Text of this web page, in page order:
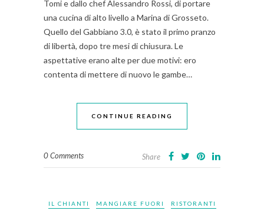
Tomi e dallo chef Alessandro Rossi, di portare
una cucina di alto livello a Marina di Grosseto.
Quello del Gabbiano 3.0, è stato il primo pranzo
di libertà, dopo tre mesi di chiusura. Le
aspettative erano alte per due motivi: ero
contenta di mettere di nuovo le gambe…
CONTINUE READING
0 Comments Share
IL CHIANTI MANGIARE FUORI RISTORANTI